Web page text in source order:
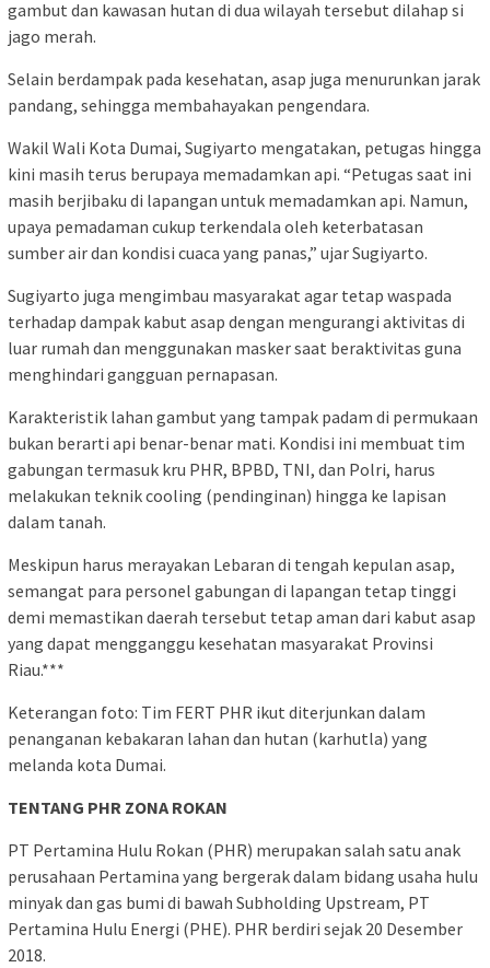
gambut dan kawasan hutan di dua wilayah tersebut dilahap si
jago merah.
Selain berdampak pada kesehatan, asap juga menurunkan jarak
pandang, sehingga membahayakan pengendara.
Wakil Wali Kota Dumai, Sugiyarto mengatakan, petugas hingga
kini masih terus berupaya memadamkan api. “Petugas saat ini
masih berjibaku di lapangan untuk memadamkan api. Namun,
upaya pemadaman cukup terkendala oleh keterbatasan
sumber air dan kondisi cuaca yang panas,” ujar Sugiyarto.
Sugiyarto juga mengimbau masyarakat agar tetap waspada
terhadap dampak kabut asap dengan mengurangi aktivitas di
luar rumah dan menggunakan masker saat beraktivitas guna
menghindari gangguan pernapasan.
Karakteristik lahan gambut yang tampak padam di permukaan
bukan berarti api benar-benar mati. Kondisi ini membuat tim
gabungan termasuk kru PHR, BPBD, TNI, dan Polri, harus
melakukan teknik cooling (pendinginan) hingga ke lapisan
dalam tanah.
​Meskipun harus merayakan Lebaran di tengah kepulan asap,
semangat para personel gabungan di lapangan tetap tinggi
demi memastikan daerah tersebut tetap aman dari kabut asap
yang dapat mengganggu kesehatan masyarakat Provinsi
Riau.***
Keterangan foto: Tim FERT PHR ikut diterjunkan dalam
penanganan kebakaran lahan dan hutan (karhutla) yang
melanda kota Dumai.
TENTANG PHR ZONA ROKAN
PT Pertamina Hulu Rokan (PHR) merupakan salah satu anak
perusahaan Pertamina yang bergerak dalam bidang usaha hulu
minyak dan gas bumi di bawah Subholding Upstream, PT
Pertamina Hulu Energi (PHE). PHR berdiri sejak 20 Desember
2018.